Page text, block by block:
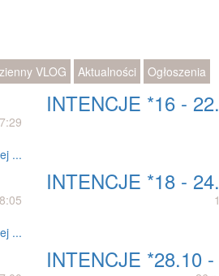
VLOG Aktualności Ogłoszenia
...
INTENCJE *16 -
...
INTENCJE *18 -
INTENCJE *28.10